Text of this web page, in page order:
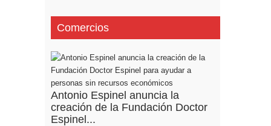
Comercios
Antonio Espinel anuncia la
creación de la Fundación Doctor
Espinel...